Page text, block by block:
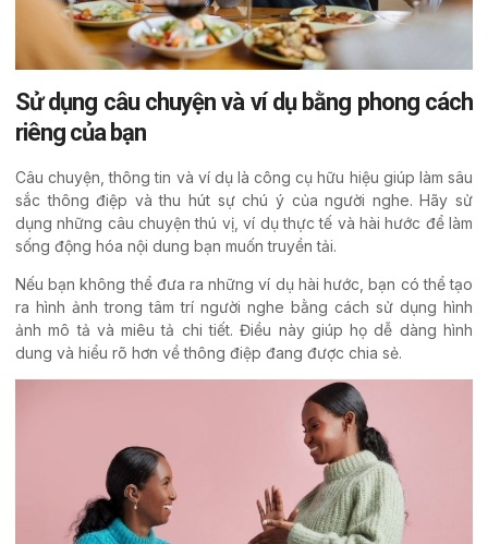
Sử dụng câu chuyện và ví dụ bằng phong cách
riêng của bạn
Câu chuyện, thông tin và ví dụ là công cụ hữu hiệu giúp làm sâu
sắc thông điệp và thu hút sự chú ý của người nghe. Hãy sử
dụng những câu chuyện thú vị, ví dụ thực tế và hài hước để làm
sống động hóa nội dung bạn muốn truyền tải.
Nếu bạn không thể đưa ra những ví dụ hài hước, bạn có thể tạo
ra hình ảnh trong tâm trí người nghe bằng cách sử dụng hình
ảnh mô tả và miêu tả chi tiết. Điều này giúp họ dễ dàng hình
dung và hiểu rõ hơn về thông điệp đang được chia sẻ.